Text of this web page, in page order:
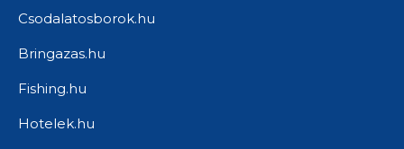
Csodalatosborok.hu
Bringazas.hu
Fishing.hu
Hotelek.hu